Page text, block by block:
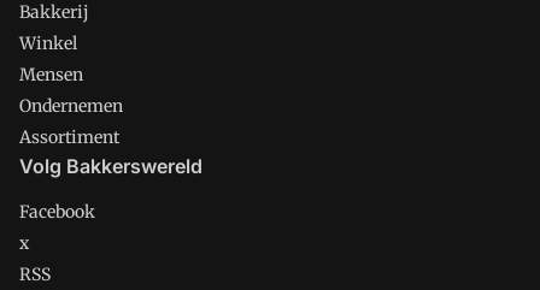
Bakkerij
Winkel
Mensen
Ondernemen
Assortiment
Volg Bakkerswereld
Facebook
x
RSS